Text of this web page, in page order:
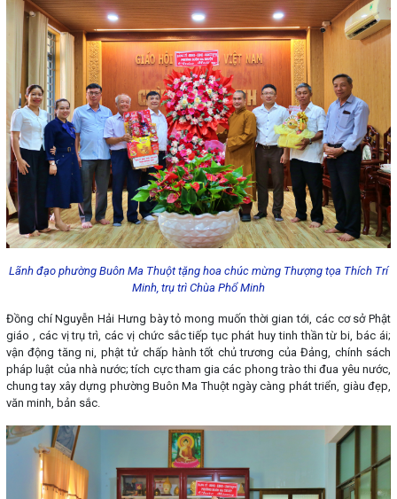
Lãnh đạo phường Buôn Ma Thuột tặng hoa chúc mừng Thượng tọa Thích Trí
Minh, trụ trì Chùa Phổ Minh
Đồng chí Nguyễn Hải Hưng bày tỏ mong muốn thời gian tới, các cơ sở Phật
giáo , các vị trụ trì, các vị chức sắc tiếp tục phát huy tinh thần từ bi, bác ái;
vận động tăng ni, phật tử chấp hành tốt chủ trương của Đảng, chính sách
pháp luật của nhà nước; tích cực tham gia các phong trào thi đua yêu nước,
chung tay xây dựng phường Buôn Ma Thuột ngày càng phát triển, giàu đẹp,
văn minh, bản sắc.